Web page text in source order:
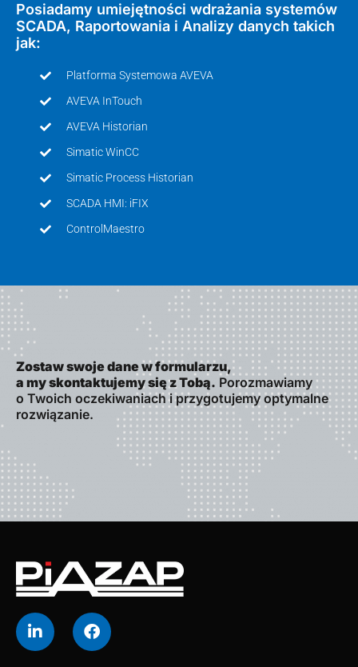
Posiadamy umiejętności wdrażania systemów
SCADA, Raportowania i Analizy danych takich
jak:
Platforma Systemowa AVEVA
AVEVA InTouch
AVEVA Historian
Simatic WinCC
Simatic Process Historian
SCADA HMI: iFIX
ControlMaestro
Zostaw swoje dane w formularzu,
a my skontaktujemy się z Tobą. Porozmawiamy
o Twoich oczekiwaniach i przygotujemy optymalne
rozwiązanie.